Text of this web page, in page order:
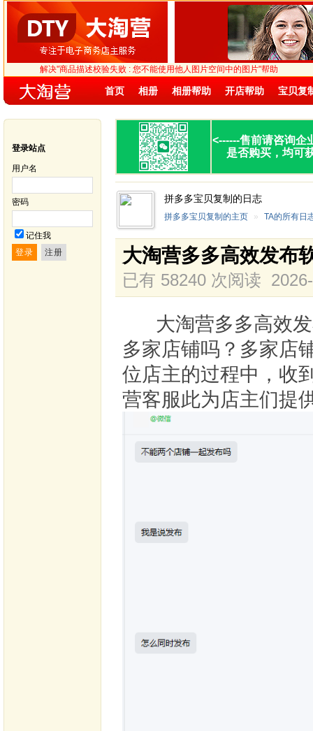
解决"商品描述校验失败 : 您不能使用他人图片空间中的图片"帮助
首页 相册 相册帮助 开店帮助 宝贝复
登录站点
用户名
密码
记住我
<------售前请咨询企
是否购买，均可
拼多多宝贝复制的日志
拼多多宝贝复制的主页 » TA的所有日
大淘营多多高效发布
已有 58240 次阅读
大淘营多多高效发
多家店铺吗？多家店
位店主的过程中，收
营客服此为店主们提